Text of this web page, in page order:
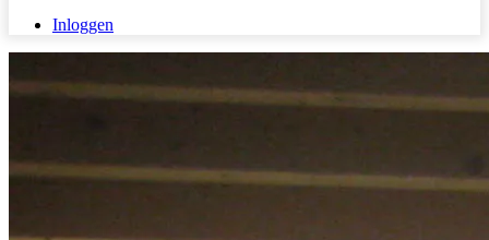
Inloggen